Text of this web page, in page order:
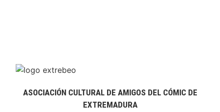
ASOCIACIÓN CULTURAL DE AMIGOS DEL CÓMIC DE
EXTREMADURA